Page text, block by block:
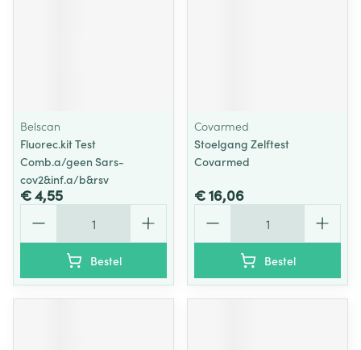
Belscan
Fluorec.kit Test
Comb.a/geen Sars-
cov2&inf.a/b&rsv
€ 4,55
Bestel
Covarmed
Stoelgang Zelftest
Covarmed
€ 16,06
Bestel